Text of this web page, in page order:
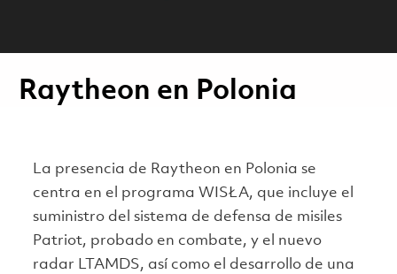
Raytheon en Polonia
La presencia de Raytheon en Polonia se
centra en el programa WISŁA, que incluye el
suministro del sistema de defensa de misiles
Patriot, probado en combate, y el nuevo
radar LTAMDS, así como el desarrollo de una